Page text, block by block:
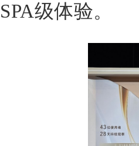
SPA级体验。